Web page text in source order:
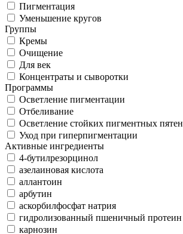
Пигментация
Уменьшение кругов
Группы
Кремы
Очищение
Для век
Концентраты и сыворотки
Программы
Осветление пигментации
Отбеливание
Осветление стойких пигментных пятен
Уход при гиперпигментации
Активные ингредиенты
4-бутилрезорцинол
азелаиновая кислота
аллантоин
арбутин
аскорбилфосфат натрия
гидролизованный пшеничный протеин
карнозин